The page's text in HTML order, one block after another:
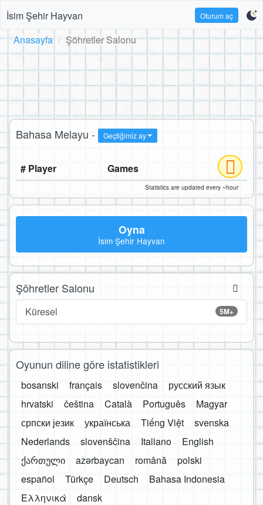
İsim Şehir Hayvan Oturum aç
Anasayfa Şöhretler Salonu
Bahasa Melayu - Geçtiğimiz ay
# Player Games
Statistics are updated every ~hour
Oyna
İsim Şehir Hayvan
Şöhretler Salonu
5M+
Küresel
Oyunun diline göre istatistikleri
bosanski français slovenčina
русский язык
hrvatski
čeština Català Português
Magyar
српски језик
українська Tiếng Việt
svenska
Nederlands
slovenščina Italiano
English
ქართული
azərbaycan română
polski
español
Türkçe Deutsch
Bahasa Indonesia
Ελληνικά
dansk